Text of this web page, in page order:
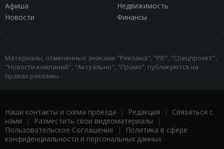
Афиша
Недвижимость
Новости
Финансы
Материалы, отмеченные знаками "Реклама", "PR", "Спецпроект",
"Новости компаний", "Актуально", "Промо", публикуются на
правах рекламы.
Наши контакты и схема проезда | Редакция | Связаться с
нами | Разместить свои видеоматериалы |
Пользовательское Соглашение |
Политика в сфере
конфиденциальности и персональных данных